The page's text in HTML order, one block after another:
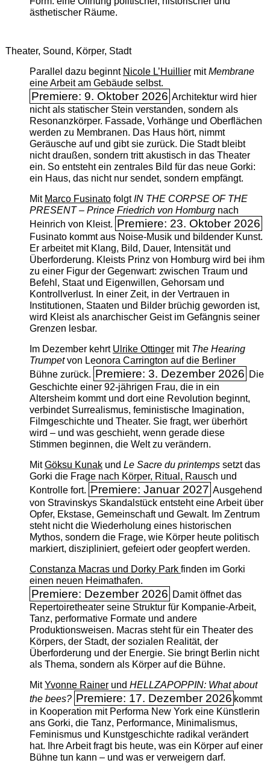
ästhetischer Räume.
Theater, Sound, Körper, Stadt
Parallel dazu beginnt Nicole L’Huilliermit ­Membrane
eine Arbeit am Gebäude selbst.
Premiere: 9. Oktober 2026 Architektur wird hier
nicht als statischer Stein verstanden, sondern als
Resonanzkörper. Fassade, Vorhänge und Oberflächen
werden zu Membranen. Das Haus hört, nimmt
Geräusche auf und gibt sie zurück. Die Stadt bleibt
nicht draußen, sondern tritt akustisch in das Theater
ein. So entsteht ein zentrales Bild für das neue Gorki:
ein Haus, das nicht nur sendet, sondern empfängt.
Mit Marco FusinatofolgtIN THE CORPSE OF THE
PRESENT – Prince Friedrich von Homburgnach
Heinrich von Kleist. Premiere: 23. Oktober 2026
Fusinato kommt aus Noise-Musik und bildender Kunst.
Er arbeitet mit Klang, Bild, Dauer, Intensität und
Überforderung. Kleists Prinz von Homburg wird bei ihm
zu einer Figur der Gegenwart: zwischen Traum und
Befehl, Staat und Eigenwillen, Gehorsam und
Kontrollverlust. In einer Zeit, in der Vertrauen in
Institutionen, Staaten und Bilder brüchig geworden ist,
wird Kleist als anarchischer Geist im Gefängnis seiner
Grenzen lesbar.
Im Dezember kehrt Ulrike Ottingermit The ­Hearing
Trumpetvon Leonora Carrington auf die Berliner
Bühne zurück. Premiere: 3. Dezember 2026 Die
Geschichte einer 92-jährigen Frau, die in ein
Altersheim kommt und dort eine Revolution beginnt,
verbindet Surrealismus, feministische Imagination,
Filmgeschichte und Theater. Sie fragt, wer überhört
wird – und was geschieht, wenn gerade diese
Stimmen beginnen, die Welt zu verändern.
MitGöksu Kunakund Le Sacre du printempssetzt das
Gorki die Frage nach Körper, Ritual, Rausch und
Kontrolle fort. Premiere: Januar 2027 Ausgehend
von Stravinskys Skandalstück entsteht eine Arbeit über
Opfer, Ekstase, Gemeinschaft und Gewalt. Im Zentrum
steht nicht die Wiederholung eines historischen
Mythos, sondern die Frage, wie Körper heute politisch
markiert, diszipliniert, gefeiert oder geopfert werden.
Constanza Macras und Dorky Park finden im Gorki
einen neuen Heimathafen.
Premiere: Dezember 2026 Damit öffnet das
Repertoiretheater seine Struktur für Kompanie-Arbeit,
Tanz, performative Formate und andere
Produktionsweisen. Macras steht für ein Theater des
Körpers, der Stadt, der sozialen Realität, der
Überforderung und der Energie. Sie bringt Berlin nicht
als Thema, sondern als Körper auf die Bühne.
MitYvonne Rainerund HELLZAPOPPIN: What about
the bees? Premiere: 17. Dezember 2026 kommt
in Kooperation mit Performa New York eine Künstlerin
ans Gorki, die Tanz, Performance, Minimalismus,
Feminismus und Kunstgeschichte radikal verändert
hat. Ihre Arbeit fragt bis heute, was ein Körper auf einer
Bühne tun kann – und was er verweigern darf.